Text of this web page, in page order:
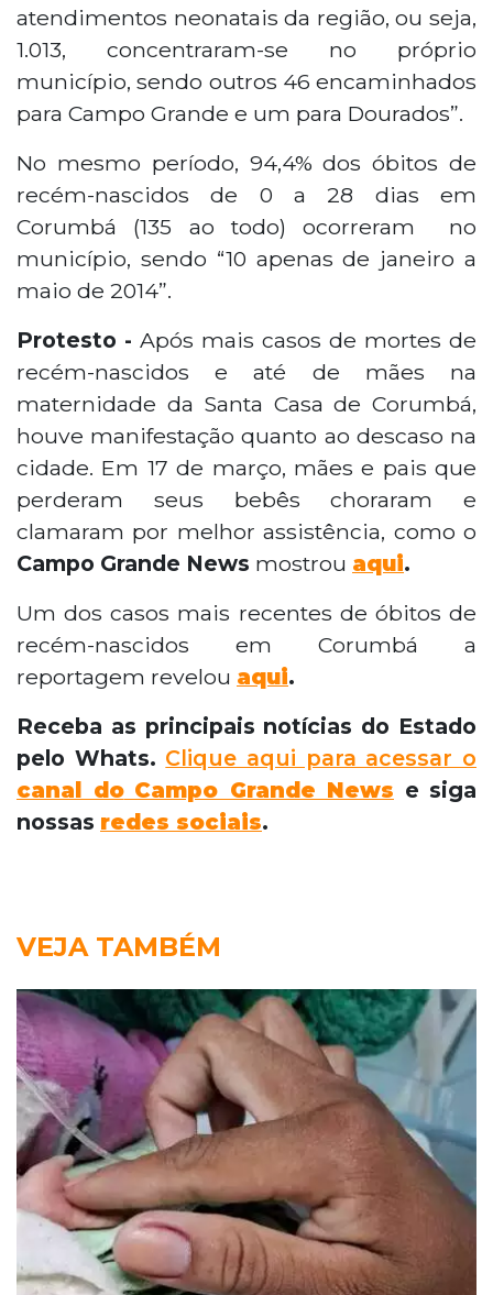
atendimentos neonatais da região, ou seja,
1.013, concentraram-se no próprio
município, sendo outros 46 encaminhados
para Campo Grande e um para Dourados”.
No mesmo período, 94,4% dos óbitos de
recém-nascidos de 0 a 28 dias em
Corumbá (135 ao todo) ocorreram no
município, sendo “10 apenas de janeiro a
maio de 2014”.
Protesto - Após mais casos de mortes de
recém-nascidos e até de mães na
maternidade da Santa Casa de Corumbá,
houve manifestação quanto ao descaso na
cidade. Em 17 de março, mães e pais que
perderam seus bebês choraram e
clamaram por melhor assistência, como o
Campo Grande News mostrou aqui.
Um dos casos mais recentes de óbitos de
recém-nascidos em Corumbá a
reportagem revelou aqui.
Receba as principais notícias do Estado
pelo Whats. Clique aqui para acessar o
canal do Campo Grande News e siga
nossas redes sociais.
VEJA TAMBÉM